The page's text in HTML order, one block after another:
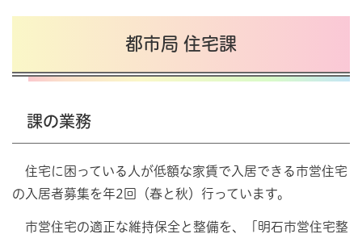
都市局 住宅課
課の業務
住宅に困っている人が低額な家賃で入居できる市営住宅
の入居者募集を年2回（春と秋）行っています。
市営住宅の適正な維持保全と整備を、「明石市営住宅整